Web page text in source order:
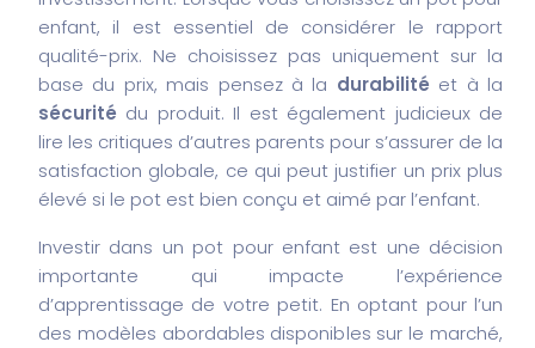
enfant, il est essentiel de considérer le rapport
qualité-prix. Ne choisissez pas uniquement sur la
base du prix, mais pensez à la durabilité et à la
sécurité du produit. Il est également judicieux de
lire les critiques d’autres parents pour s’assurer de la
satisfaction globale, ce qui peut justifier un prix plus
élevé si le pot est bien conçu et aimé par l’enfant.
Investir dans un pot pour enfant est une décision
importante qui impacte l’expérience
d’apprentissage de votre petit. En optant pour l’un
des modèles abordables disponibles sur le marché,